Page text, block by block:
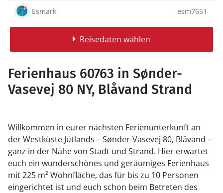
Esmark esm7651
Reisedaten wählen
Ferienhaus 60763 in Sønder-
Vasevej 80 NY, Blåvand Strand
Willkommen in eurer nächsten Ferienunterkunft an
der Westküste Jütlands – Sønder-Vasevej 80, Blåvand –
ganz in der Nähe von Stadt und Strand. Hier erwartet
euch ein wunderschönes und geräumiges Ferienhaus
mit 225 m² Wohnfläche, das für bis zu 10 Personen
eingerichtet ist und euch schon beim Betreten des